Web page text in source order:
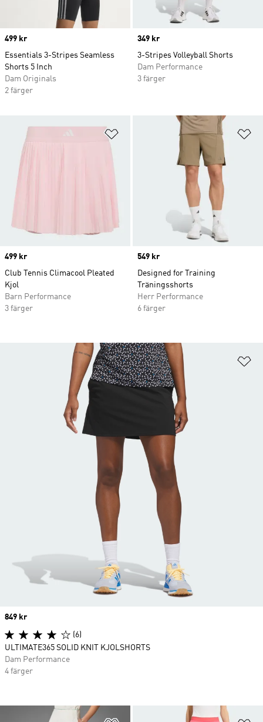
Price
499 kr
Essentials 3-Stripes Seamless
Shorts 5 Inch
Dam Originals
2 färger
Price
349 kr
3-Stripes Volleyball Shorts
Dam Performance
3 färger
Lägg till på önskelistan
Price
499 kr
Club Tennis Climacool Pleated
Kjol
Barn Performance
3 färger
Price
549 kr
Designed for Training
Träningsshorts
Herr Performance
6 färger
Price
849 kr
(6)
ULTIMATE365 SOLID KNIT KJOLSHORTS
Dam Performance
4 färger